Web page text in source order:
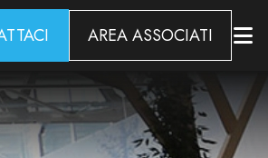
AREA ASSOCIATI